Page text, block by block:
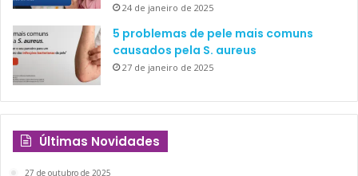
24 de janeiro de 2025
5 problemas de pele mais comuns
causados pela S. aureus
27 de janeiro de 2025
Últimas Novidades
27 de outubro de 2025